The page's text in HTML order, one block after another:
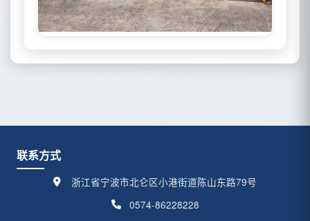
联系方式
浙江省宁波市北仑区小港街道陈山东路79号
0574-86228228